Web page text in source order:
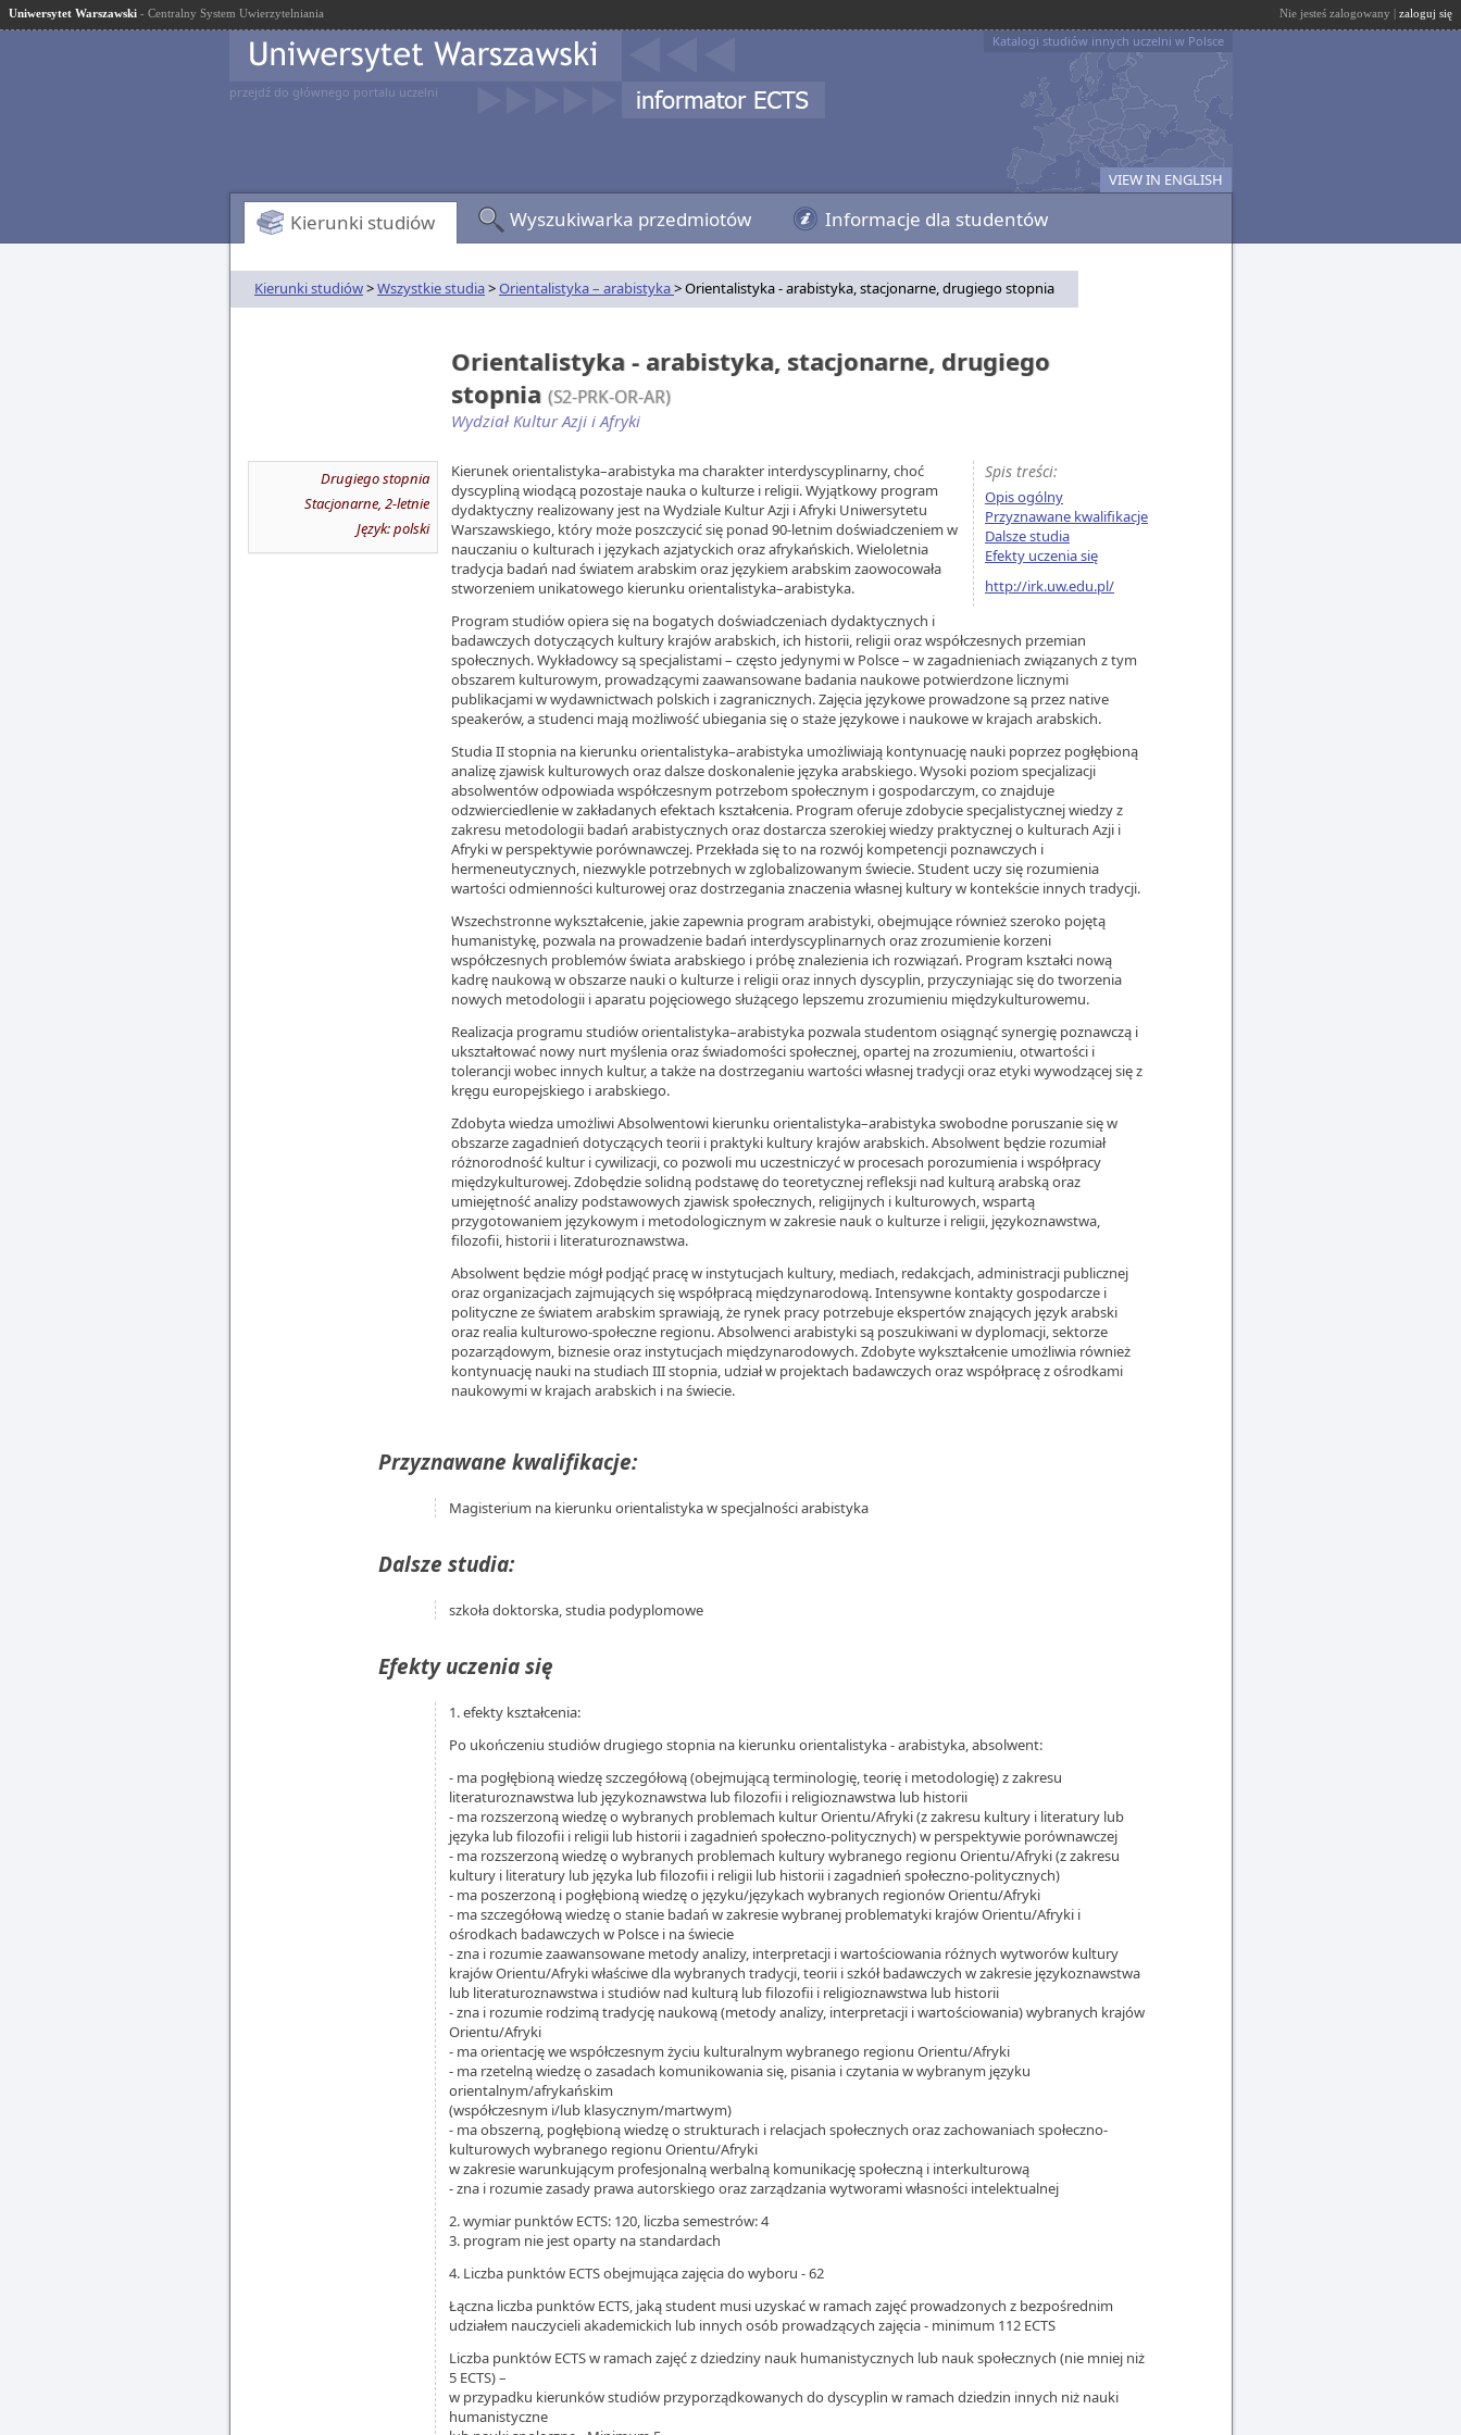
Uniwersytet Warszawski - Centralny System Uwierzytelniania Nie jesteś zalogowany | zaloguj się
przejdź do głównego portalu uczelni
Katalogi studiów innych uczelni w Polsce
VIEW IN ENGLISH
Kierunki studiów Wyszukiwarka przedmiotów Informacje dla studentów
Kierunki studiów>Wszystkie studia>Orientalistyka – arabistyka> Orientalistyka - arabistyka, stacjonarne, drugiego stopnia
Orientalistyka - arabistyka, stacjonarne, drugiego
stopnia (S2-PRK-OR-AR)
Wydział Kultur Azji i Afryki
Drugiego stopnia
Stacjonarne, 2-letnie
Język: polski
Spis treści:
Opis ogólny
Przyznawane kwalifikacje
Dalsze studia
Efekty uczenia się
http://irk.uw.edu.pl/
Kierunek orientalistyka–arabistyka ma charakter interdyscyplinarny, choć
dyscypliną wiodącą pozostaje nauka o kulturze i religii. Wyjątkowy program
dydaktyczny realizowany jest na Wydziale Kultur Azji i Afryki Uniwersytetu
Warszawskiego, który może poszczycić się ponad 90-letnim doświadczeniem w
nauczaniu o kulturach i językach azjatyckich oraz afrykańskich. Wieloletnia
tradycja badań nad światem arabskim oraz językiem arabskim zaowocowała
stworzeniem unikatowego kierunku orientalistyka–arabistyka.
Program studiów opiera się na bogatych doświadczeniach dydaktycznych i
badawczych dotyczących kultury krajów arabskich, ich historii, religii oraz współczesnych przemian
społecznych. Wykładowcy są specjalistami – często jedynymi w Polsce – w zagadnieniach związanych z tym
obszarem kulturowym, prowadzącymi zaawansowane badania naukowe potwierdzone licznymi
publikacjami w wydawnictwach polskich i zagranicznych. Zajęcia językowe prowadzone są przez native
speakerów, a studenci mają możliwość ubiegania się o staże językowe i naukowe w krajach arabskich.
Studia II stopnia na kierunku orientalistyka–arabistyka umożliwiają kontynuację nauki poprzez pogłębioną
analizę zjawisk kulturowych oraz dalsze doskonalenie języka arabskiego. Wysoki poziom specjalizacji
absolwentów odpowiada współczesnym potrzebom społecznym i gospodarczym, co znajduje
odzwierciedlenie w zakładanych efektach kształcenia. Program oferuje zdobycie specjalistycznej wiedzy z
zakresu metodologii badań arabistycznych oraz dostarcza szerokiej wiedzy praktycznej o kulturach Azji i
Afryki w perspektywie porównawczej. Przekłada się to na rozwój kompetencji poznawczych i
hermeneutycznych, niezwykle potrzebnych w zglobalizowanym świecie. Student uczy się rozumienia
wartości odmienności kulturowej oraz dostrzegania znaczenia własnej kultury w kontekście innych tradycji.
Wszechstronne wykształcenie, jakie zapewnia program arabistyki, obejmujące również szeroko pojętą
humanistykę, pozwala na prowadzenie badań interdyscyplinarnych oraz zrozumienie korzeni
współczesnych problemów świata arabskiego i próbę znalezienia ich rozwiązań. Program kształci nową
kadrę naukową w obszarze nauki o kulturze i religii oraz innych dyscyplin, przyczyniając się do tworzenia
nowych metodologii i aparatu pojęciowego służącego lepszemu zrozumieniu międzykulturowemu.
Realizacja programu studiów orientalistyka–arabistyka pozwala studentom osiągnąć synergię poznawczą i
ukształtować nowy nurt myślenia oraz świadomości społecznej, opartej na zrozumieniu, otwartości i
tolerancji wobec innych kultur, a także na dostrzeganiu wartości własnej tradycji oraz etyki wywodzącej się z
kręgu europejskiego i arabskiego.
Zdobyta wiedza umożliwi Absolwentowi kierunku orientalistyka–arabistyka swobodne poruszanie się w
obszarze zagadnień dotyczących teorii i praktyki kultury krajów arabskich. Absolwent będzie rozumiał
różnorodność kultur i cywilizacji, co pozwoli mu uczestniczyć w procesach porozumienia i współpracy
międzykulturowej. Zdobędzie solidną podstawę do teoretycznej refleksji nad kulturą arabską oraz
umiejętność analizy podstawowych zjawisk społecznych, religijnych i kulturowych, wspartą
przygotowaniem językowym i metodologicznym w zakresie nauk o kulturze i religii, językoznawstwa,
filozofii, historii i literaturoznawstwa.
Absolwent będzie mógł podjąć pracę w instytucjach kultury, mediach, redakcjach, administracji publicznej
oraz organizacjach zajmujących się współpracą międzynarodową. Intensywne kontakty gospodarcze i
polityczne ze światem arabskim sprawiają, że rynek pracy potrzebuje ekspertów znających język arabski
oraz realia kulturowo-społeczne regionu. Absolwenci arabistyki są poszukiwani w dyplomacji, sektorze
pozarządowym, biznesie oraz instytucjach międzynarodowych. Zdobyte wykształcenie umożliwia również
kontynuację nauki na studiach III stopnia, udział w projektach badawczych oraz współpracę z ośrodkami
naukowymi w krajach arabskich i na świecie.
Przyznawane kwalifikacje:
Magisterium na kierunku orientalistyka w specjalności arabistyka
Dalsze studia:
szkoła doktorska, studia podyplomowe
Efekty uczenia się
1. efekty kształcenia:
Po ukończeniu studiów drugiego stopnia na kierunku orientalistyka - arabistyka, absolwent:
- ma pogłębioną wiedzę szczegółową (obejmującą terminologię, teorię i metodologię) z zakresu
literaturoznawstwa lub językoznawstwa lub filozofii i religioznawstwa lub historii
- ma rozszerzoną wiedzę o wybranych problemach kultur Orientu/Afryki (z zakresu kultury i literatury lub
języka lub filozofii i religii lub historii i zagadnień społeczno-politycznych) w perspektywie porównawczej
- ma rozszerzoną wiedzę o wybranych problemach kultury wybranego regionu Orientu/Afryki (z zakresu
kultury i literatury lub języka lub filozofii i religii lub historii i zagadnień społeczno-politycznych)
- ma poszerzoną i pogłębioną wiedzę o języku/językach wybranych regionów Orientu/Afryki
- ma szczegółową wiedzę o stanie badań w zakresie wybranej problematyki krajów Orientu/Afryki i
ośrodkach badawczych w Polsce i na świecie
- zna i rozumie zaawansowane metody analizy, interpretacji i wartościowania różnych wytworów kultury
krajów Orientu/Afryki właściwe dla wybranych tradycji, teorii i szkół badawczych w zakresie językoznawstwa
lub literaturoznawstwa i studiów nad kulturą lub filozofii i religioznawstwa lub historii
- zna i rozumie rodzimą tradycję naukową (metody analizy, interpretacji i wartościowania) wybranych krajów
Orientu/Afryki
- ma orientację we współczesnym życiu kulturalnym wybranego regionu Orientu/Afryki
- ma rzetelną wiedzę o zasadach komunikowania się, pisania i czytania w wybranym języku
orientalnym/afrykańskim
(współczesnym i/lub klasycznym/martwym)
- ma obszerną, pogłębioną wiedzę o strukturach i relacjach społecznych oraz zachowaniach społeczno-
kulturowych wybranego regionu Orientu/Afryki
w zakresie warunkującym profesjonalną werbalną komunikację społeczną i interkulturową
- zna i rozumie zasady prawa autorskiego oraz zarządzania wytworami własności intelektualnej
2. wymiar punktów ECTS: 120, liczba semestrów: 4
3. program nie jest oparty na standardach
4. Liczba punktów ECTS obejmująca zajęcia do wyboru - 62
Łączna liczba punktów ECTS, jaką student musi uzyskać w ramach zajęć prowadzonych z bezpośrednim
udziałem nauczycieli akademickich lub innych osób prowadzących zajęcia - minimum 112 ECTS
Liczba punktów ECTS w ramach zajęć z dziedziny nauk humanistycznych lub nauk społecznych (nie mniej niż
5 ECTS) –
w przypadku kierunków studiów przyporządkowanych do dyscyplin w ramach dziedzin innych niż nauki
humanistyczne